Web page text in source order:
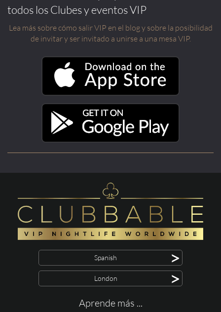
todos los Clubes y eventos VIP
Lea más sobre cómo salir VIP en el blog y sobre la posibilidad
de invitar y ser invitado a unirse a una mesa VIP.
Spanish >
London >
Aprende más ...